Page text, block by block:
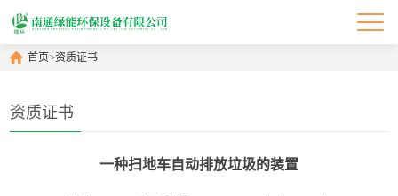
首页>资质证书
资质证书
一种扫地车自动排放垃圾的装置